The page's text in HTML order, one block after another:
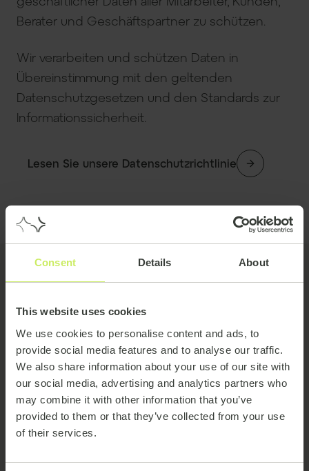
Consent Details About
This website uses cookies
We use cookies to personalise content and ads, to
provide social media features and to analyse our traffic.
We also share information about your use of our site with
our social media, advertising and analytics partners who
may combine it with other information that you’ve
provided to them or that they’ve collected from your use
of their services.
Berater und Geschäftspartner zu schützen.
Wir verarbeiten und schützen Daten in
Übereinstimmung mit den geltenden
Datenschutzgesetzen und den Standards zur
Informationssicherheit.
Lesen Sie unsere Datenschutzrichtlinie
Eine verantwortungsvolle
Arbeitsweise
Bei emagine sind wir bestrebt, die Umwelt zu
schützen, unsere Umweltbelastung zu
verringern und unsere Nachhaltigkeitsleistung